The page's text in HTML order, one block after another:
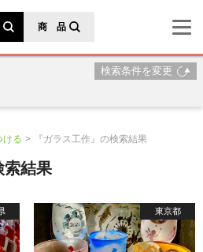
商 品
検索条件を変更
ける 『ガラス工作』の検索結果
索結果
東京都